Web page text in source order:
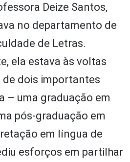
Deize Santos,
no departamento de
de Letras.
ela estava às voltas
de dois importantes
– uma graduação em
pós-graduação em
em língua de
esforços em partilhar